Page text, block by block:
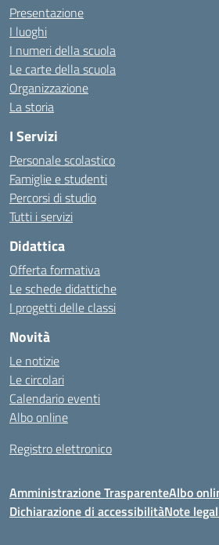
Presentazione
I luoghi
I numeri della scuola
Le carte della scuola
Organizzazione
La storia
I Servizi
Personale scolastico
Famiglie e studenti
Percorsi di studio
Tutti i servizi
Didattica
Offerta formativa
Le schede didattiche
I progetti delle classi
Novità
Le notizie
Le circolari
Calendario eventi
Albo online
Registro elettronico
Amministrazione TrasparenteAlbo
Dichiarazione di accessibilitàNote